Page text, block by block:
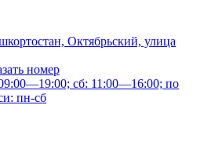
Октябрьский, улица
номер
сб: 11:00—16:00; по
пн-сб